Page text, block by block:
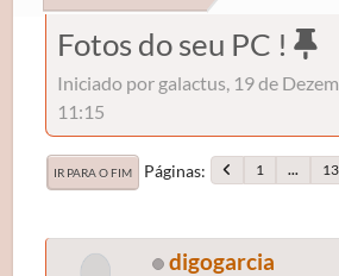
Fotos do seu PC !
Iniciado por galactus, 19 de
11:15
IR PARA O FIM Páginas 1 ... 13
digogarcia